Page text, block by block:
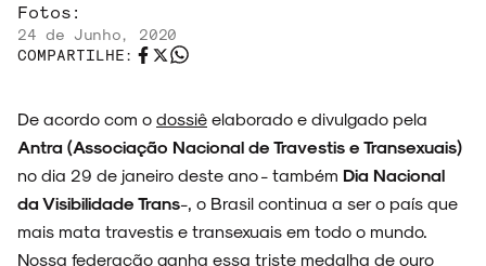
Fotos:
24 de Junho, 2020
COMPARTILHE:
De acordo com o dossiê elaborado e divulgado pela
Antra (Associação Nacional de Travestis e Transexuais)
no dia 29 de janeiro deste ano - também Dia Nacional
da Visibilidade Trans-, o Brasil continua a ser o país que
mais mata travestis e transexuais em todo o mundo.
Nossa federação ganha essa triste medalha de ouro